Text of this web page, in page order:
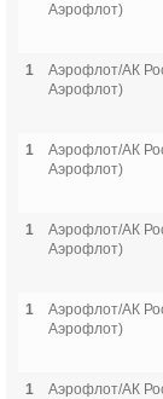
Аэрофлот)
1
Аэрофлот/АК
Аэрофлот)
1
Аэрофлот/АК
Аэрофлот)
1
Аэрофлот/АК
Аэрофлот)
1
Аэрофлот/АК
Аэрофлот)
1
Аэрофлот/АК